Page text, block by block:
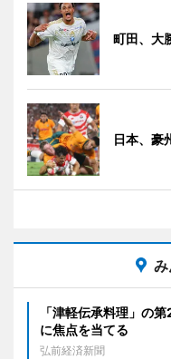
町田、大
日本、
「津軽伝承料理」の
に焦点を当てる
弘前経済新聞